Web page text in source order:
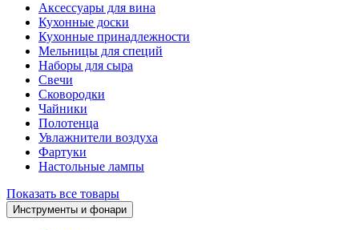
Аксессуары для вина
Кухонные доски
Кухонные принадлежности
Мельницы для специй
Наборы для сыра
Свечи
Сковородки
Чайники
Полотенца
Увлажнители воздуха
Фартуки
Настольные лампы
Показать все товары
Инструменты и фонари